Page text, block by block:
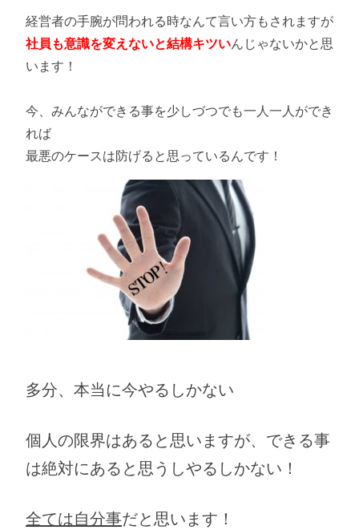
経営者の手腕が問われる時なんて言い方もされますが
社員も意識を変えないと結構キツいんじゃないかと思
います！
今、みんなができる事を少しづつでも一人一人ができ
れば
最悪のケースは防げると思っているんです！
多分、本当に今やるしかない
個人の限界はあると思いますが、できる事
は絶対にあると思うしやるしかない！
全ては自分事だと思います！